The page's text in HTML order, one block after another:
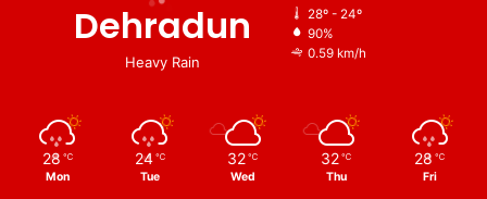
Dehradun
Heavy Rain
28º - 24º
90%
0.59 km/h
28 ℃
Mon
24 ℃
Tue
32 ℃
Wed
32 ℃
Thu
28 ℃
Fri